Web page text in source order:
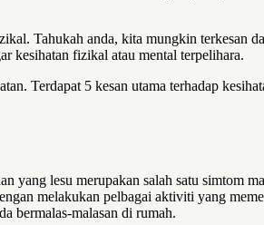
Tahukah anda, kita mungkin terkesan
kesihatan fizikal atau mental terpelihara.
Terdapat 5 kesan utama terhadap
lesu merupakan salah satu simtom
melakukan pelbagai aktiviti yang
bermalas-malasan di rumah.